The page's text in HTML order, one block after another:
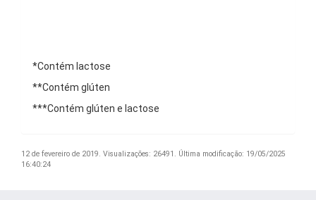
*Contém lactose
**Contém glúten
***Contém glúten e lactose
12 de fevereiro de 2019. Visualizações: 26491. Última modificação: 19/05/2025
16:40:24